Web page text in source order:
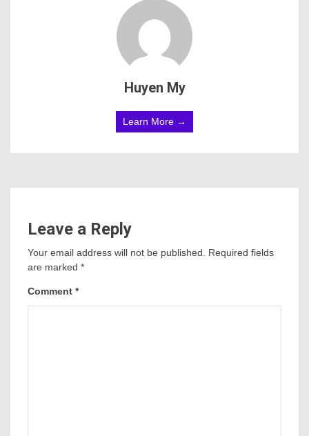
Huyen My
Learn More →
Leave a Reply
Your email address will not be published. Required fields
are marked *
Comment *